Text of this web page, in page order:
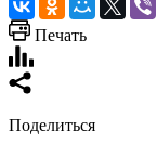
Печать
Поделиться